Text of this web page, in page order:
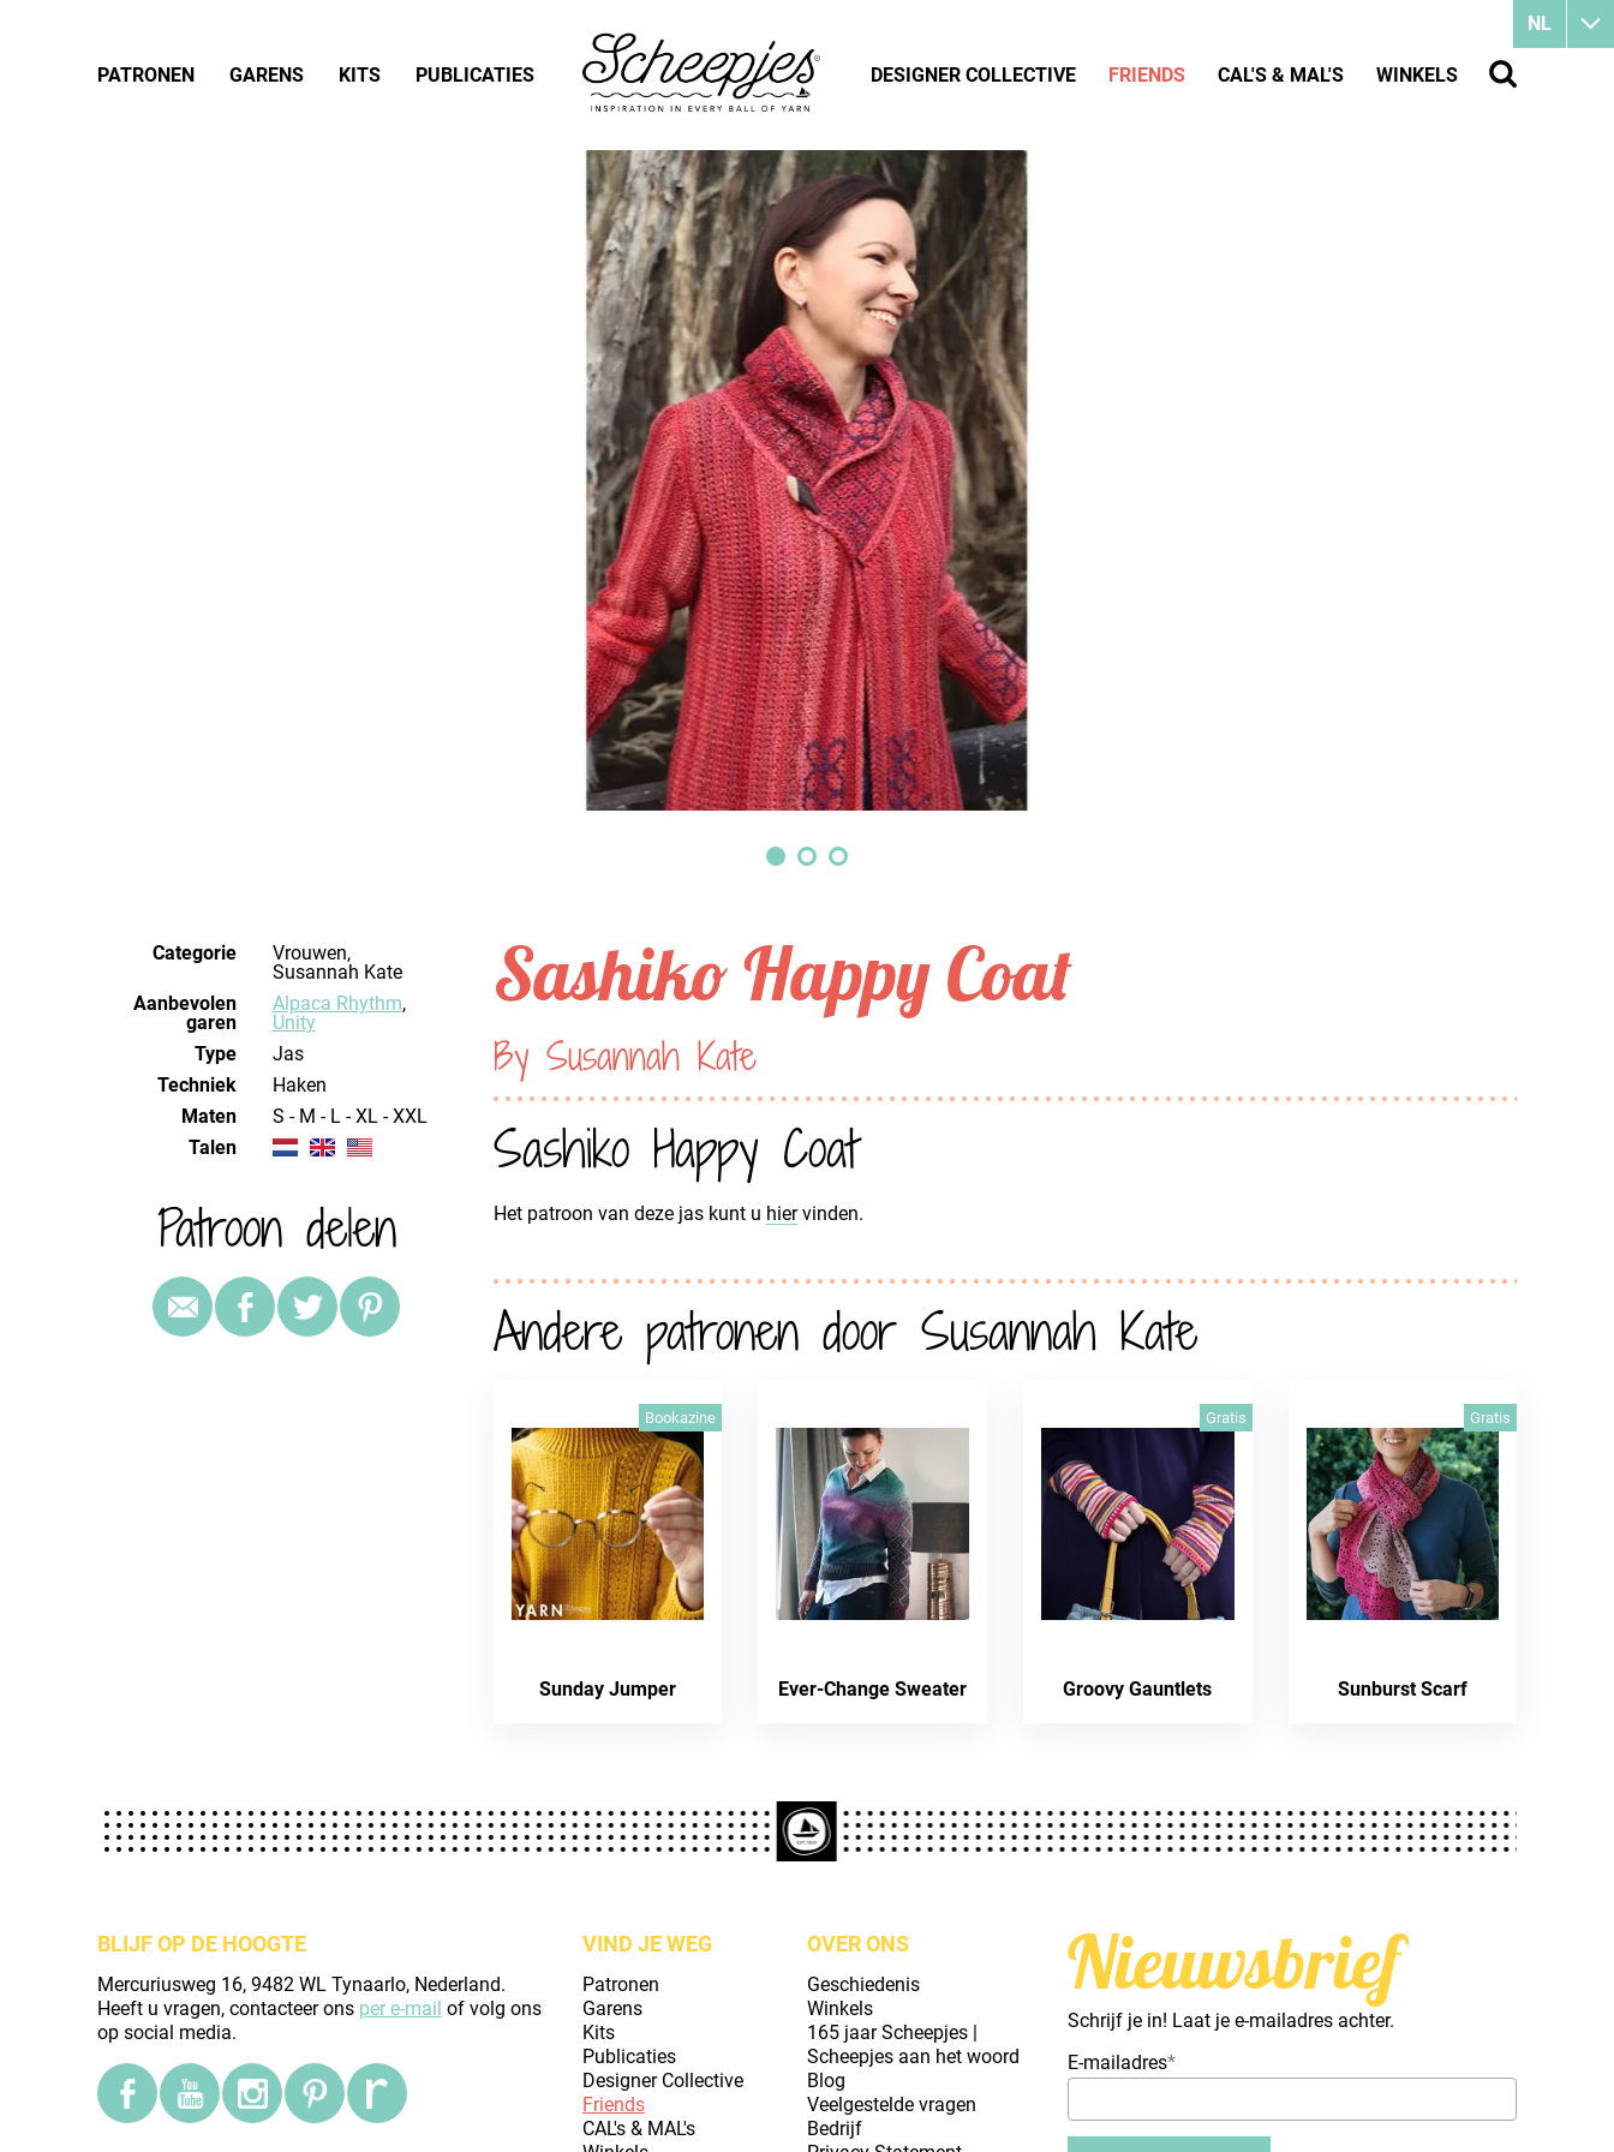
Categorie
Vrouwen,
Susannah Kate
Aanbevolen
garen
Alpaca Rhythm,
Unity
Type
Jas
Techniek
haken
Maten
S - M - L - XL - XXL
Talen
Patroon delen
Sashiko Happy Coat
By Susannah Kate
Sashiko Happy Coat
Het patroon van deze jas kunt u hiervinden.
Andere patronen door Susannah Kate
Bookazine
Sunday Jumper Ever-Change Sweater
Gratis
Groovy Gauntlets
Gratis
Sunburst Scarf
BLIJF OP DE HOOGTE
Mercuriusweg 16, 9482 WL Tynaarlo, Nederland.
Heeft u vragen, contacteer ons per e-mail of volg ons
op social media.
VIND JE WEG
Patronen
Garens
Kits
Publicaties
Designer Collective
Friends
CAL's & MAL's
OVER ONS
Geschiedenis
Winkels
165 jaar Scheepjes |
Scheepjes aan het woord
Blog
Veelgestelde vragen
Bedrijf
Nieuwsbrief
Schrijf je in! Laat je e-mailadres achter.
E-mailadres*
NL
PATRONEN GARENS KITS PUBLICATIES DESIGNER COLLECTIVE FRIENDS CAL'S & MAL'S WINKELS